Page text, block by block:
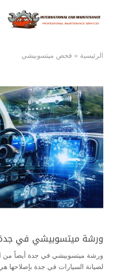
الرئيسية » فحص ميتسوبيشي
ورشة ميتسوبيشي في
ورشة ميتسوبيشي في جدة أيضاً من
لصيانة السيارات في جدة بإصلاحها